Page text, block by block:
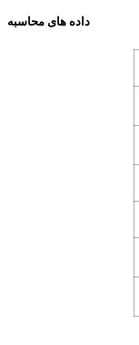
داده های محاسبه